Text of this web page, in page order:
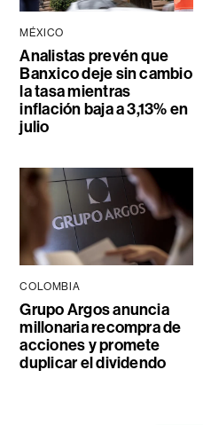
MÉXICO
Analistas prevén que
Banxico deje sin cambio
la tasa mientras
inflación baja a 3,13% en
julio
COLOMBIA
Grupo Argos anuncia
millonaria recompra de
acciones y promete
duplicar el dividendo